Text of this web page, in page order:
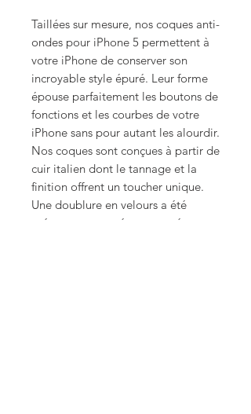
Taillées sur mesure, nos coques anti-
ondes pour iPhone 5 permettent à
votre iPhone de conserver son
incroyable style épuré. Leur forme
épouse parfaitement les boutons de
fonctions et les courbes de votre
iPhone sans pour autant les alourdir.
Nos coques sont conçues à partir de
cuir italien dont le tannage et la
finition offrent un toucher unique.
Une doublure en velours a été
prévue pour protéger votre écran